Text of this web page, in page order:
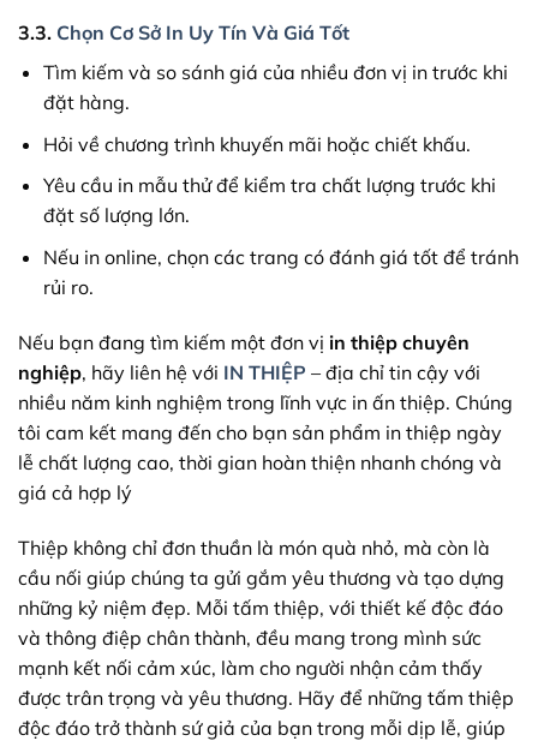
3.3. Chọn Cơ Sở In Uy Tín Và Giá Tốt
Tìm kiếm và so sánh giá của nhiều đơn vị in trước khi
đặt hàng.
Hỏi về chương trình khuyến mãi hoặc chiết khấu.
Yêu cầu in mẫu thử để kiểm tra chất lượng trước khi
đặt số lượng lớn.
Nếu in online, chọn các trang có đánh giá tốt để tránh
rủi ro.
Nếu bạn đang tìm kiếm một đơn vị in thiệp chuyên
nghiệp, hãy liên hệ với IN THIỆP – địa chỉ tin cậy với
nhiều năm kinh nghiệm trong lĩnh vực in ấn thiệp. Chúng
tôi cam kết mang đến cho bạn sản phẩm in thiệp ngày
lễ chất lượng cao, thời gian hoàn thiện nhanh chóng và
giá cả hợp lý
Thiệp không chỉ đơn thuần là món quà nhỏ, mà còn là
cầu nối giúp chúng ta gửi gắm yêu thương và tạo dựng
những kỷ niệm đẹp. Mỗi tấm thiệp, với thiết kế độc đáo
và thông điệp chân thành, đều mang trong mình sức
mạnh kết nối cảm xúc, làm cho người nhận cảm thấy
được trân trọng và yêu thương. Hãy để những tấm thiệp
độc đáo trở thành sứ giả của bạn trong mỗi dịp lễ, giúp